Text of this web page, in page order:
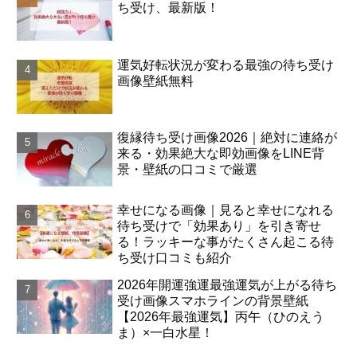
ち受け、最新版！
運気好転状況が変わる最強の待ち受け
画像壁紙無料
復縁待ち受け画像2026｜絶対に連絡が
来る・効果絶大な即効画像をLINE背
景・壁紙の口コミで厳選
幸せになる画像｜見ると幸せになれる
待ち受けで「効果あり」を引き寄せ
る！ラッキーな事がたくさん起こる待
ち受け口コミも紹介
2026年開運強運最強運気が上がる待ち
受け画像スマホラインの背景壁紙
【2026年最強運気】丙午（ひのえう
ま）×一白水星！